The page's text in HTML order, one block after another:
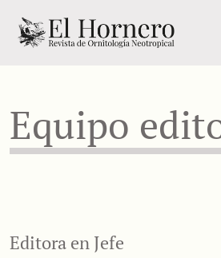
Equipo editorial
Equipo
Editora en Jefe